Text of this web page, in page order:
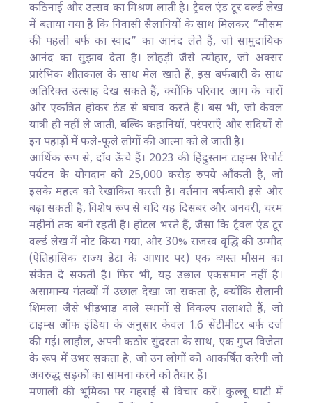
कठिनाई और उत्सव का मिश्रण लाती है। ट्रैवल एंड टूर वर्ल्ड लेख
में बताया गया है कि निवासी सैलानियों के साथ मिलकर “मौसम
की पहली बर्फ का स्वाद” का आनंद लेते हैं, जो सामुदायिक
आनंद का सुझाव देता है। लोहड़ी जैसे त्योहार, जो अक्सर
प्रारंभिक शीतकाल के साथ मेल खाते हैं, इस बर्फबारी के साथ
अतिरिक्त उत्साह देख सकते हैं, क्योंकि परिवार आग के चारों
ओर एकत्रित होकर ठंड से बचाव करते हैं। बस भी, जो केवल
यात्री ही नहीं ले जाती, बल्कि कहानियाँ, परंपराएँ और सदियों से
इन पहाड़ों में फले-फूले लोगों की आत्मा को ले जाती है।
आर्थिक रूप से, दाँव ऊँचे हैं। 2023 की हिंदुस्तान टाइम्स रिपोर्ट
पर्यटन के योगदान को 25,000 करोड़ रुपये आँकती है, जो
इसके महत्व को रेखांकित करती है। वर्तमान बर्फबारी इसे और
बढ़ा सकती है, विशेष रूप से यदि यह दिसंबर और जनवरी, चरम
महीनों तक बनी रहती है। होटल भरते हैं, जैसा कि ट्रैवल एंड टूर
वर्ल्ड लेख में नोट किया गया, और 30% राजस्व वृद्धि की उम्मीद
(ऐतिहासिक राज्य डेटा के आधार पर) एक व्यस्त मौसम का
संकेत दे सकती है। फिर भी, यह उछाल एकसमान नहीं है।
असामान्य गंतव्यों में उछाल देखा जा सकता है, क्योंकि सैलानी
शिमला जैसे भीड़भाड़ वाले स्थानों से विकल्प तलाशते हैं, जो
टाइम्स ऑफ इंडिया के अनुसार केवल 1.6 सेंटीमीटर बर्फ दर्ज
की गई। लाहौल, अपनी कठोर सुंदरता के साथ, एक गुप्त विजेता
के रूप में उभर सकता है, जो उन लोगों को आकर्षित करेगी जो
अवरुद्ध सड़कों का सामना करने को तैयार हैं।
मणाली की भूमिका पर गहराई से विचार करें। कुल्लू घाटी में